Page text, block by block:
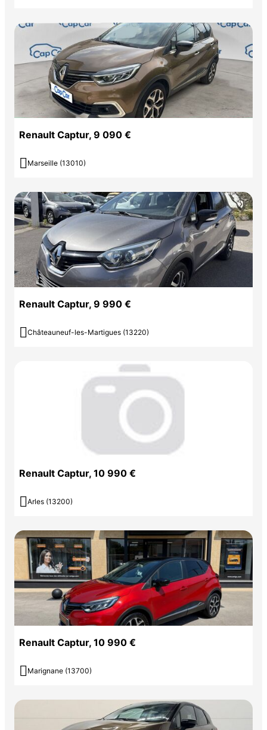
Renault Captur, 9 090 €
 Marseille (13010)
Renault Captur, 9 990 €
 Châteauneuf-les-Martigues (13220)
Renault Captur, 10 990 €
 Arles (13200)
Renault Captur, 10 990 €
 Marignane (13700)